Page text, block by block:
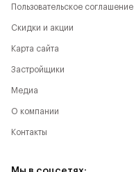
Пользовательское соглашение
Скидки и акции
Карта сайта
Застройщики
Медиа
О компании
Контакты